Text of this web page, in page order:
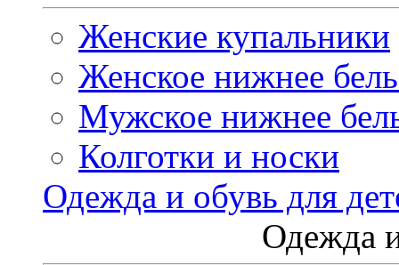
Женские купальники
Женское нижнее
Мужское нижнее
Колготки и носки
Одежда и обувь для
Одежда